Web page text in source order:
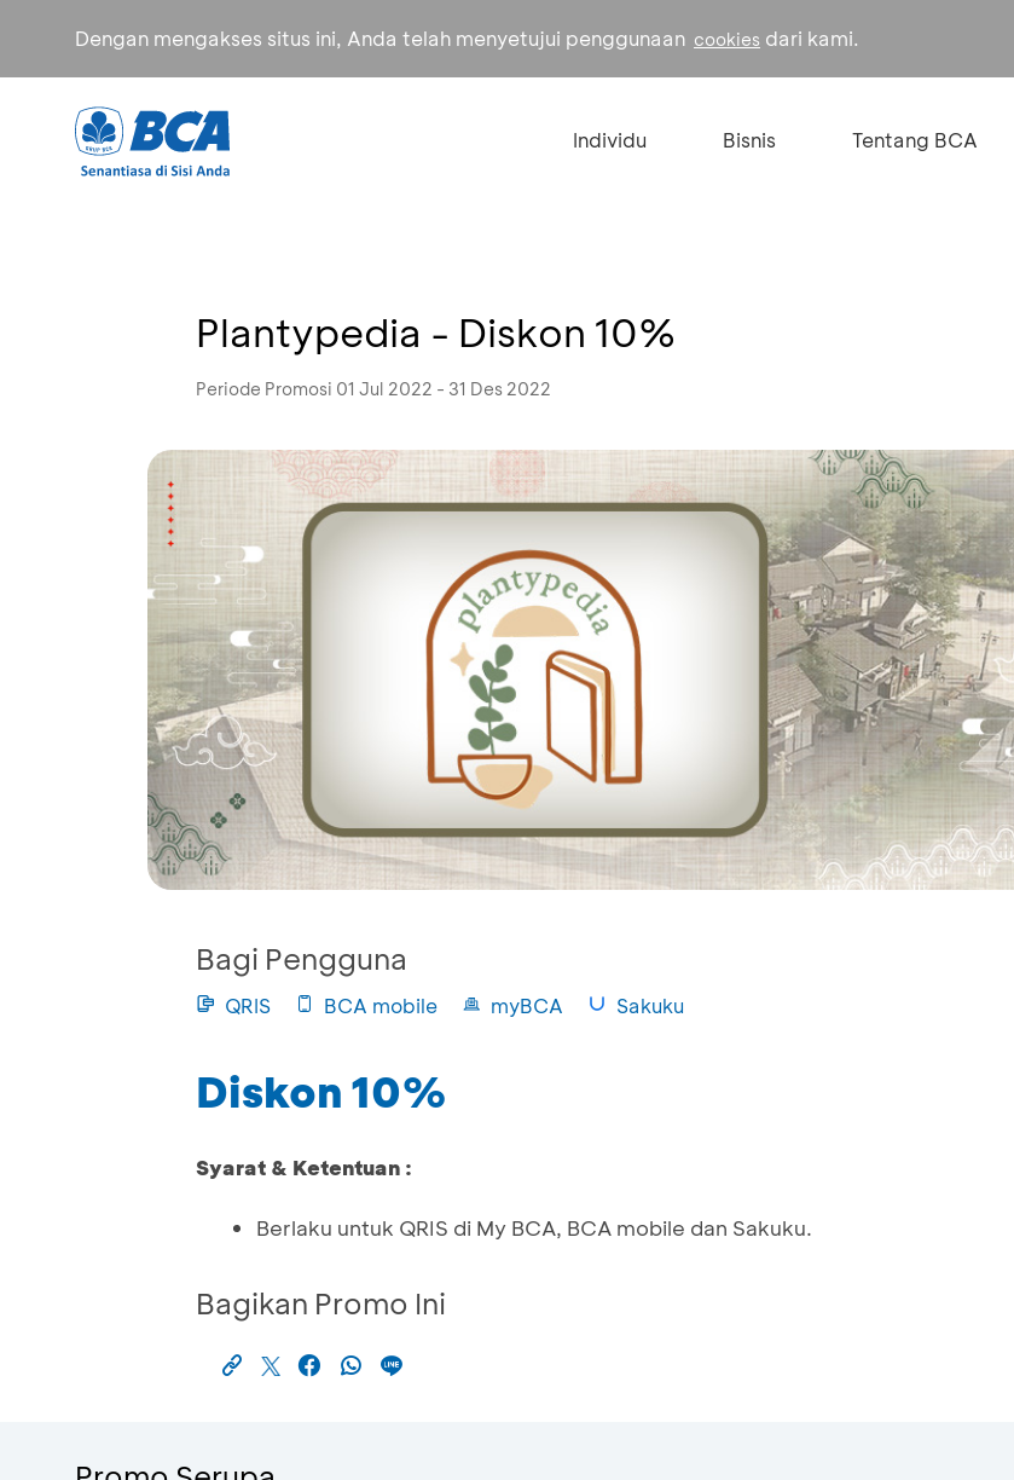
Dengan mengakses situs ini, Anda telah menyetujui penggunaan cookies dari kami.
Individu Bisnis Tentang BCA
Plantypedia - Diskon 10%
Periode Promosi 01 Jul 2022 - 31 Des 2022
Bagi Pengguna
QRIS BCA mobile myBCA Sakuku
Diskon 10%
Syarat & Ketentuan :
Berlaku untuk QRIS di My BCA, BCA mobile dan Sakuku.
Bagikan Promo Ini